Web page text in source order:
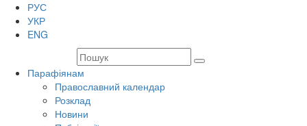
РУС
УКР
ENG
Парафіянам
Православний календар
Розклад
Новини